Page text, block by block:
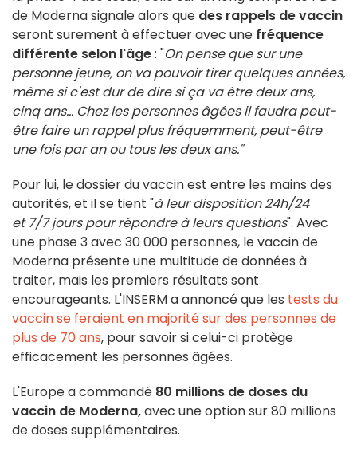
de Moderna signale alors que des rappels de vaccin
seront surement à effectuer avec une fréquence
différente selon l'âge: "On pense que sur une
personne jeune, on va pouvoir tirer quelques années,
même si c'est dur de dire si ça va être deux ans,
cinq ans... Chez les personnes âgées il faudra peut-
être faire un rappel plus fréquemment, peut-être
une fois par an ou tous les deux ans."
Pour lui, le dossier du vaccin est entre les mains des
autorités, et il se tient "à leur disposition 24h/24
et 7/7 jours pour répondre à leurs questions". Avec
une phase 3 avec 30 000 personnes, le vaccin de
Moderna présente une multitude de données à
traiter, mais les premiers résultats sont
encourageants. L'INSERM a annoncé que les tests du
vaccin se feraient en majorité sur des personnes de
plus de 70 ans, pour savoir si celui-ci protège
efficacement les personnes âgées.
L'Europe a commandé 80 millions de doses du
vaccin de Moderna,avec une option sur 80 millions
de doses supplémentaires.